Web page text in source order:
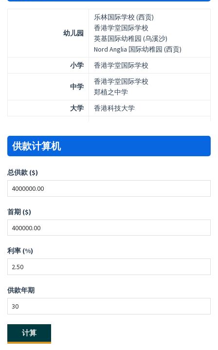
幼儿园
乐林国际学校 (西贡)
香港学堂国际学校
英基国际幼稚园 (乌溪沙)
Nord Anglia 国际幼稚园 (西贡)
小学
香港学堂国际学校
中学
香港学堂国际学校
郑植之中学
大学
香港科技大学
供款计算机
总供款 ($)
首期 ($)
利率 (%)
供款年期